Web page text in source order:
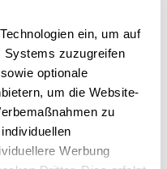
ein, um auf
Systems zuzugreifen
optionale
um die Website-
zu
Werbung
deutscher
sich lohnen
aus der ITK-Branche
im Ausland, kann es